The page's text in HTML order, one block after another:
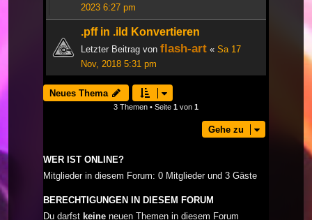
2023 6:27 pm
.pff in .ild Konvertieren
Letzter Beitrag von flash-art « Sa 17
Nov, 2018 5:31 pm
Neues Thema
3 Themen • Seite 1 von 1
Gehe zu
WER IST ONLINE?
Mitglieder in diesem Forum: 0 Mitglieder und 3 Gäste
BERECHTIGUNGEN IN DIESEM FORUM
Du darfst keine neuen Themen in diesem Forum